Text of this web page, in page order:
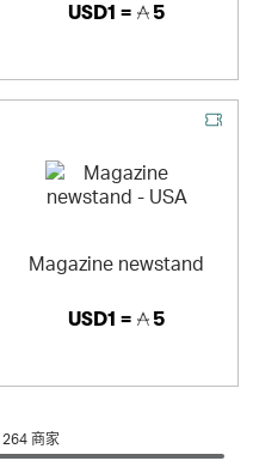
USD1 = 5
Magazine newstand
USD1 = 5
264商家